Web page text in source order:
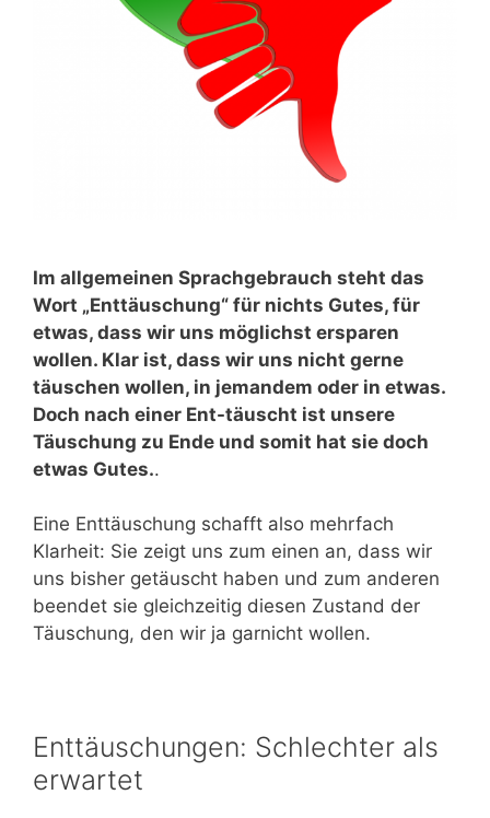
Im allgemeinen Sprachgebrauch steht das
Wort „Enttäuschung“ für nichts Gutes, für
etwas, dass wir uns möglichst ersparen
wollen. Klar ist, dass wir uns nicht gerne
täuschen wollen, in jemandem oder in etwas.
Doch nach einer Ent-täuscht ist unsere
Täuschung zu Ende und somit hat sie doch
etwas Gutes..
Eine Enttäuschung schafft also mehrfach
Klarheit: Sie zeigt uns zum einen an, dass wir
uns bisher getäuscht haben und zum anderen
beendet sie gleichzeitig diesen Zustand der
Täuschung, den wir ja garnicht wollen.
Enttäuschungen: Schlechter als
erwartet